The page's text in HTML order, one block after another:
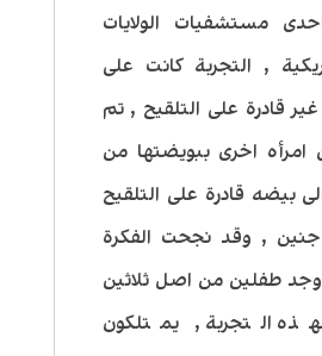
مستشفيات الولايات
, التجربة كانت على
قادرة على التلقيح , تم
اخرى ببويضتها من
بيضه قادرة على التلقيح
جنين , وقد نجحت الفكرة
طفلين من اصل ثلاثين
التجربة , يمتلكون